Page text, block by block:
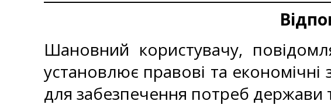
Шановний користувачу,
установлює правові та економічні
для забезпечення потреб держави